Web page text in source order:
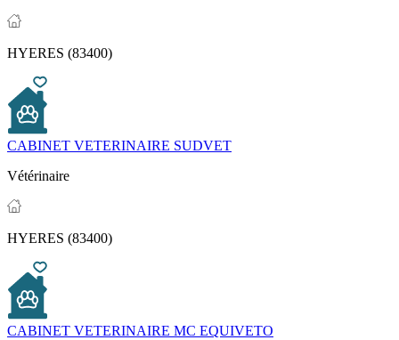
HYERES (83400)
CABINET VETERINAIRE SUDVET
Vétérinaire
HYERES (83400)
CABINET VETERINAIRE MC EQUIVETO